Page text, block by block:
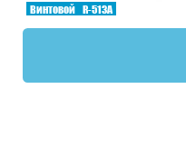
Винтовой R-513A